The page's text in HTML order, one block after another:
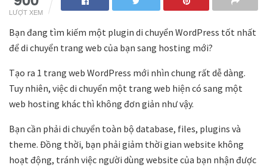
LƯỢT XEM
Bạn đang tìm kiếm một plugin di chuyển WordPress tốt nhất
để di chuyển trang web của bạn sang hosting mới?
Tạo ra 1 trang web WordPress mới nhìn chung rất dễ dàng.
Tuy nhiên, việc di chuyển một trang web hiện có sang một
web hosting khác thì không đơn giản như vậy.
Bạn cần phải di chuyển toàn bộ database, files, plugins và
theme. Đồng thời, bạn phải giảm thời gian website không
hoạt động, tránh việc người dùng website của bạn nhận được